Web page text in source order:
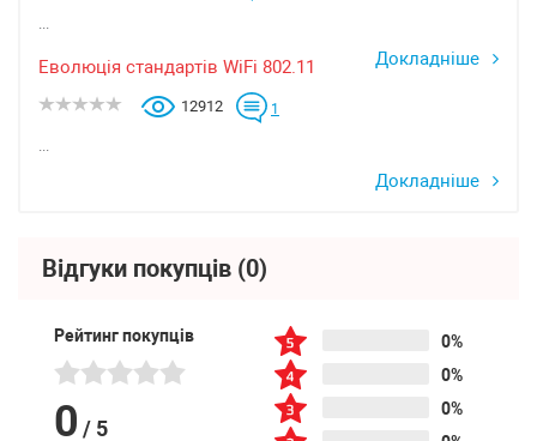
...
Докладніше
Еволюція стандартів WiFi 802.11
12912 1
...
Докладніше
Відгуки покупців (0)
Рейтинг покупців
0 / 5
0%
0%
0%